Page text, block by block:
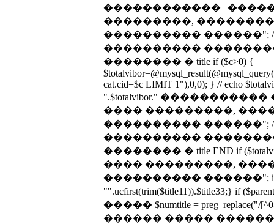
������������ |
���������,
���������� ������";
����������
�������� � title if ($c>0) {
cat.cid=$c LIMIT 1"),0,0); } // echo
".$totalvibor." �����������
���� ���������,
���������� ������";
����������
�������� � title END if
���� ���������,
���������� ������"; if
"".ucfirst(trim($title11)).$title33;} if
����� $numtitle =
������ ����� ������